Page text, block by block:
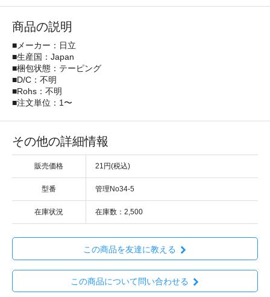
商品の説明
■メーカー：日立
■生産国：Japan
■梱包状態：テーピング
■D/C：不明
■Rohs：不明
■注文単位：1〜
その他の詳細情報
販売価格 21円(税込)
型番 管理No34-5
在庫状況 在庫数：2,500
この商品を友達に教える
この商品について問い合わせる